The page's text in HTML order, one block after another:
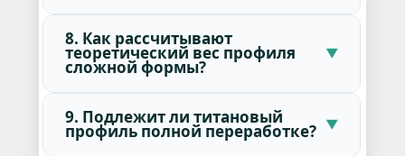
8. Как рассчитывают
теоретический вес профиля
сложной формы?
9. Подлежит ли титановый
профиль полной переработке?